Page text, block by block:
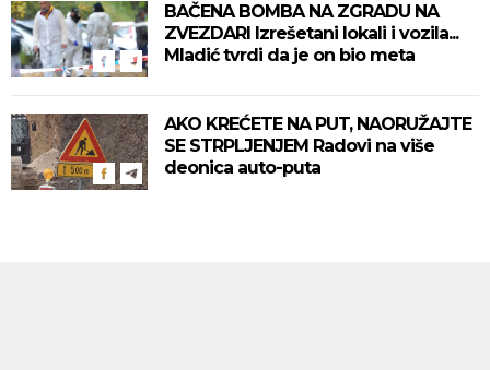
BAČENA BOMBA NA ZGRADU NA
ZVEZDARI Izrešetani lokali i vozila...
Mladić tvrdi da je on bio meta
AKO KREĆETE NA PUT, NAORUŽAJTE
SE STRPLJENJEM Radovi na više
deonica auto-puta